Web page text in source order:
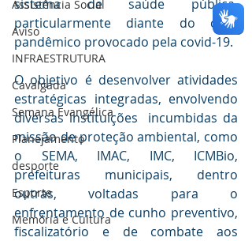
Assistência Social
Aviso
INFRAESTRUTURA
Cavalgada
Semana Evangélica
Planejamento
desporte
Esporte
Memória e Cultura
sistema de saúde pública,
particularmente diante do caos
pandêmico provocado pela covid-19.
O objetivo é desenvolver atividades
estratégicas integradas, envolvendo
diversas instituições  incumbidas da
missão de proteção ambiental, como
o SEMA, IMAC, IMC, ICMBio,
prefeituras municipais, dentro
outras, voltadas para o
enfrentamento de cunho preventivo,
fiscalizatório e de combate aos